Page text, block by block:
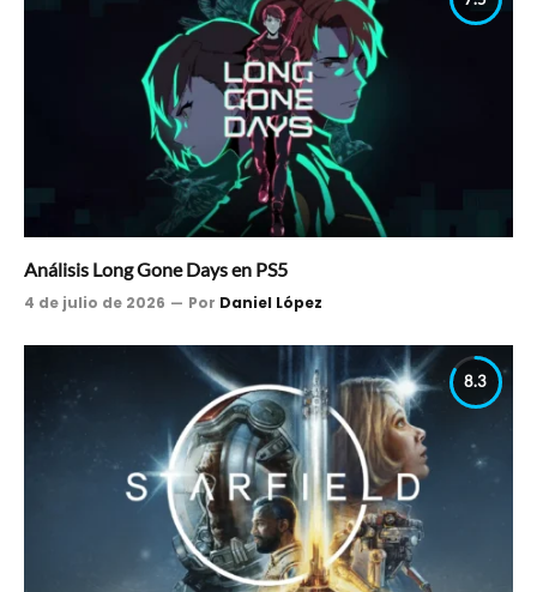
Análisis Long Gone Days en PS5
4 de julio de 2026 Por Daniel López
8.3